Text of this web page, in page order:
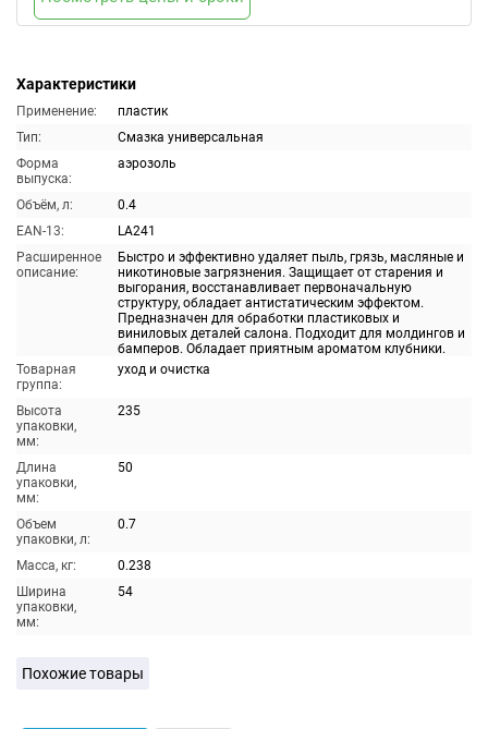
Характеристики
Применение:
пластик
Тип:
Смазка универсальная
Форма
выпуска:
аэрозоль
Объём, л:
0.4
EAN-13:
LA241
Расширенное
описание:
Быстро и эффективно удаляет пыль, грязь, масляные и
никотиновые загрязнения. Защищает от старения и
выгорания, восстанавливает первоначальную
структуру, обладает антистатическим эффектом.
Предназначен для обработки пластиковых и
виниловых деталей салона. Подходит для молдингов и
бамперов. Обладает приятным ароматом клубники.
Товарная
группа:
уход и очистка
Высота
упаковки,
мм:
235
Длина
упаковки,
мм:
50
Объем
упаковки, л:
0.7
Масса, кг:
0.238
Ширина
упаковки,
мм:
54
Похожие товары